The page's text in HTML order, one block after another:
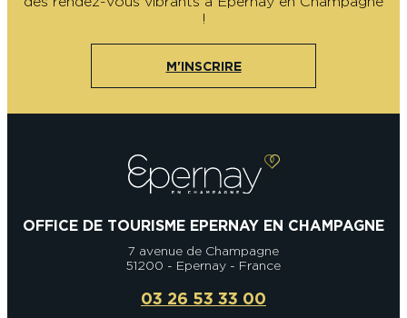
!
M'INSCRIRE
OFFICE DE TOURISME EPERNAY EN CHAMPAGNE
7 avenue de Champagne
51200 - Epernay - France
03 26 53 33 00